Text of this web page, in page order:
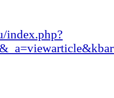
index.php?